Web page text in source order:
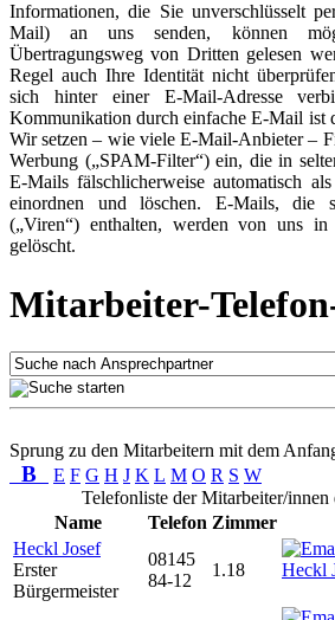
Informationen, die Sie unverschlüsselt
Mail) an uns senden, können
Übertragungsweg von Dritten gelesen
Regel auch Ihre Identität nicht
sich hinter einer E-Mail-Adresse
Kommunikation durch einfache E-Mail ist
Wir setzen – wie viele E-Mail-Anbieter –
Werbung („SPAM-Filter“) ein, die in
E-Mails fälschlicherweise automatisch
einordnen und löschen. E-Mails, die
(„Viren“) enthalten, werden von uns in
gelöscht.
Mitarbeiter-
Sprung zu den Mitarbeitern mit dem
B E F G H J K L M O R S W
Telefonliste der Mitarbeiter/
Name
Telefon Zimmer
Heckl Josef
Erster
Bürgermeister
08145
84-12
1.18